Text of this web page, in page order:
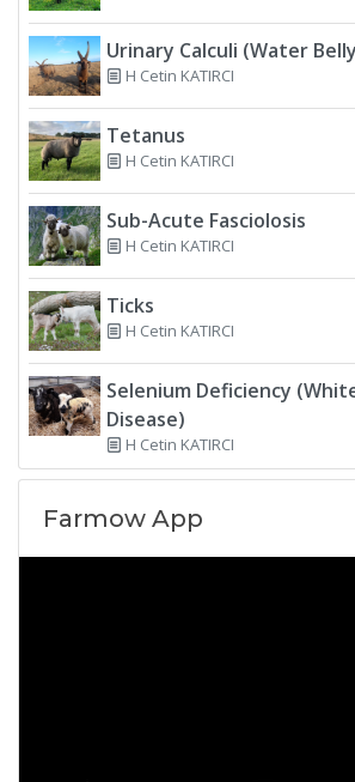
Urinary Calculi (Water
H Cetin KATIRCI
Tetanus
H Cetin KATIRCI
Sub-Acute Fasciolosis
H Cetin KATIRCI
Ticks
H Cetin KATIRCI
Selenium Deficiency
Disease)
H Cetin KATIRCI
Farmow App